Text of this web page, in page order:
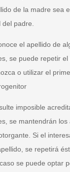
de la madre sea
padre.
el apellido de
se puede repetir
o utilizar el
imposible
se mantendrán los
Si el
se repetirá
se puede optar